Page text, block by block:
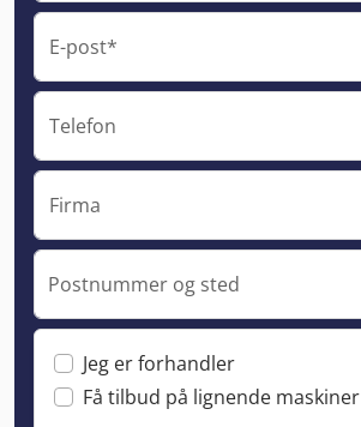
E-post*
Telefon
Firma
Postnummer og sted
Jeg er forhandler
Få tilbud på lignende maskiner